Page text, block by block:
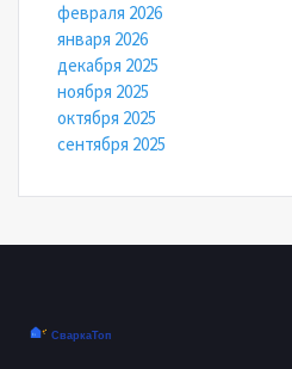
февраля 2026
января 2026
декабря 2025
ноября 2025
октября 2025
сентября 2025